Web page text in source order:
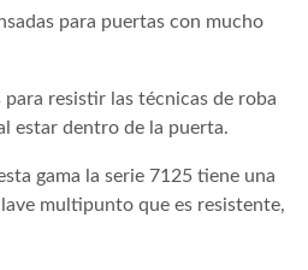
para puertas con mucho
resistir las técnicas de roba
estar dentro de la puerta.
gama la serie 7125 tiene una
multipunto que es resistente,